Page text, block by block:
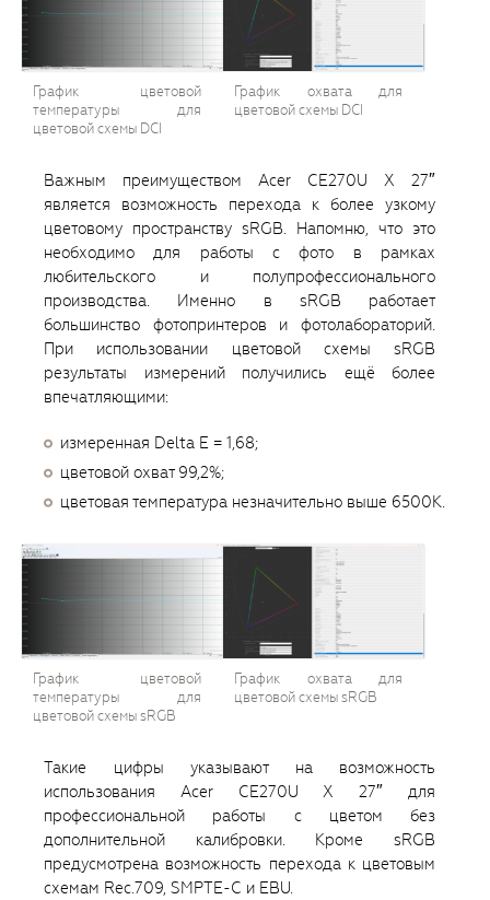
График цветовой
температуры для
цветовой схемы DCI
График охвата для
цветовой схемы DCI
Важным преимуществом Acer CE270U X 27″
является возможность перехода к более узкому
цветовому пространству sRGB. Напомню, что это
необходимо для работы с фото в рамках
любительского и полупрофессионального
производства. Именно в sRGB работает
большинство фотопринтеров и фотолабораторий.
При использовании цветовой схемы sRGB
результаты измерений получились ещё более
впечатляющими:
измеренная Delta E = 1,68;
цветовой охват 99,2%;
цветовая температура незначительно выше 6500K.
График цветовой
температуры для
цветовой схемы sRGB
График охвата для
цветовой схемы sRGB
Такие цифры указывают на возможность
использования Acer CE270U X 27″ для
профессиональной работы с цветом без
дополнительной калибровки. Кроме sRGB
предусмотрена возможность перехода к цветовым
схемам Rec.709, SMPTE-C и EBU.